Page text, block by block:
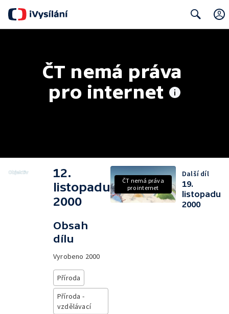
ČT nemá práva
pro internet
12.
listopadu
2000
Obsah
dílu
Vyrobeno 2000
Příroda
Příroda -
vzdělávací
ČT nemá práva
pro internet
Další díl
19.
listopadu
2000